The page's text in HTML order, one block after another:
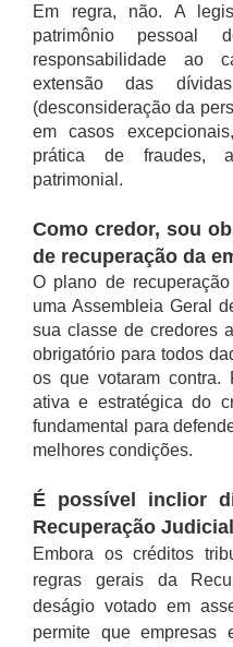
Em regra, não. A
patrimônio pessoal
responsabilidade ao
extensão das
(desconsideração da
em casos
prática de fraudes,
patrimonial.
Como credor, sou
de recuperação da
O plano de
uma Assembleia Geral
sua classe de credores
obrigatório para todos
os que votaram contra.
ativa e estratégica do
fundamental para
melhores condições.
É possível inclior
Recuperação
Embora os créditos
regras gerais da
deságio votado em
permite que empresas